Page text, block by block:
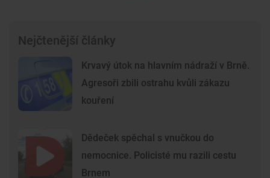
Nejčtenější články
Krvavý útok na hlavním nádraží v Brně.
Agresoři zbili ostrahu kvůli zákazu
kouření
Dědeček spěchal s vnučkou do
nemocnice. Policisté mu razili cestu
Brnem